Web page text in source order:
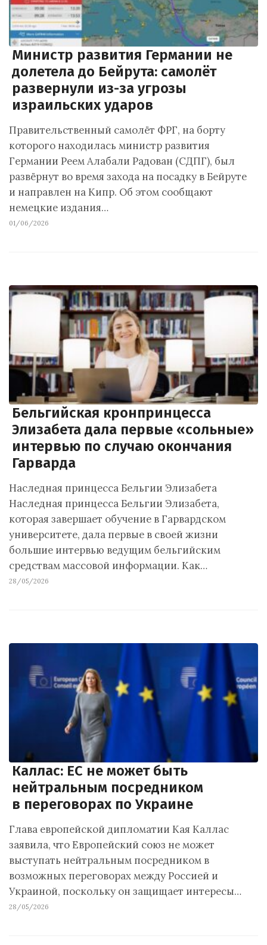
Министр развития Германии не
долетела до Бейрута: самолёт
развернули из-за угрозы
израильских ударов
Правительственный самолёт ФРГ, на борту
которого находилась министр развития
Германии Реем Алабали Радован (СДПГ), был
развёрнут во время захода на посадку в Бейруте
и направлен на Кипр. Об этом сообщают
немецкие издания…
01/06/2026
Бельгийская кронпринцесса
Элизабета дала первые «сольные»
интервью по случаю окончания
Гарварда
Наследная принцесса Бельгии Элизабета
Наследная принцесса Бельгии Элизабета,
которая завершает обучение в Гарвардском
университете, дала первые в своей жизни
большие интервью ведущим бельгийским
средствам массовой информации. Как…
28/05/2026
Каллас: ЕС не может быть
нейтральным посредником
в переговорах по Украине
Глава европейской дипломатии Кая Каллас
заявила, что Европейский союз не может
выступать нейтральным посредником в
возможных переговорах между Россией и
Украиной, поскольку он защищает интересы…
28/05/2026